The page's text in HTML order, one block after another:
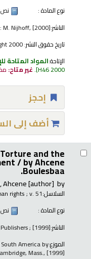
نوع المادة :
نص
الناشر:M. Nijhoff, [2000]
تاريخ حقوق النشر:
الإتاحة:المواد المتاحة
H46 2000
.غير متاح:
إحجز
أضف إلى
and the
/by Ahcene
Boulesbaa.
by
Ahcene[author]
السلاسل: rights; v. 51.
نوع المادة :
نص
الناشر:; [1999]
الموزع:America by
Mass., [1999]